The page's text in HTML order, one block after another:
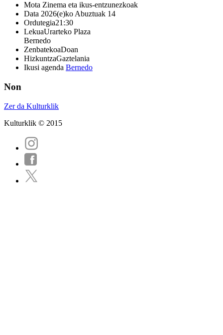
Mota Zinema eta ikus-entzunezkoak
Data 2026(e)ko Abuztuak 14
Ordutegia21:30
LekuaUrarteko Plaza
Bernedo
ZenbatekoaDoan
HizkuntzaGaztelania
Ikusi agenda Bernedo
Non
Zer da Kulturklik
Kulturklik © 2015